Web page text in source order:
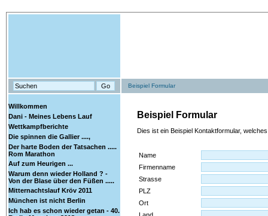
Beispiel Formular
Willkommen
Dani - Meines Lebens Lauf
Wettkampfberichte
Die spinnen die Gallier ....,
Der harte Boden der Tatsachen .....
Rom Marathon
Auf zum Heurigen ...
Warum denn wieder Holland ? -
Von der Blase über den Füßen .....
Mitternachtslauf Kröv 2011
München ist nicht Berlin
Ich hab es schon wieder getan - 40.
Beispiel Formular
Dies ist ein Beispiel Kontaktformular,
Name
Firmenname
Strasse
PLZ
Ort